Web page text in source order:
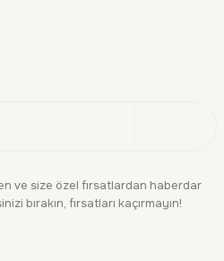
ve size özel fırsatlardan haberdar
bırakın, fırsatları kaçırmayın!